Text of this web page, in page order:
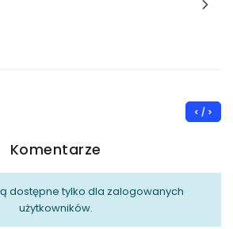
< / >
Komentarze
dostępne tylko dla zalogowanych
użytkowników.